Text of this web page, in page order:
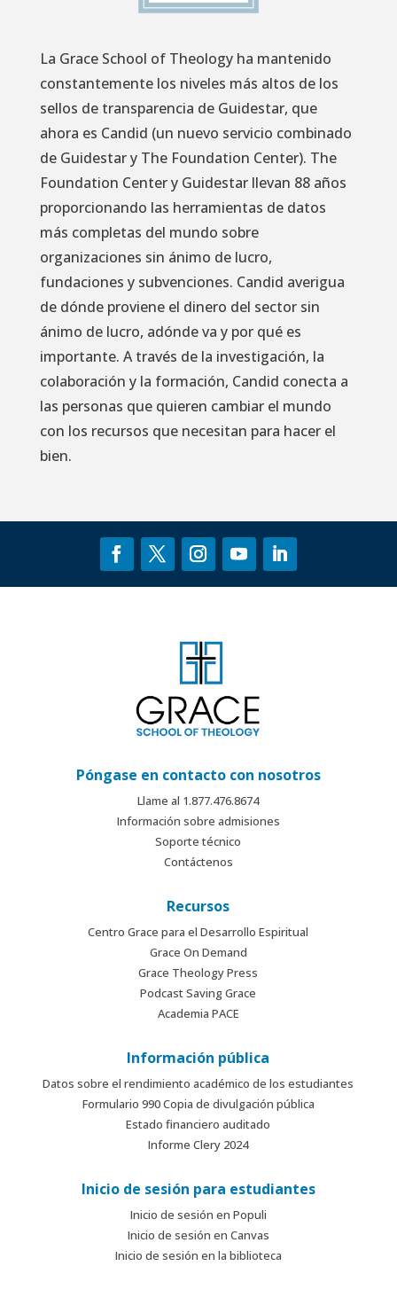
La Grace School of Theology ha mantenido
constantemente los niveles más altos de los
sellos de transparencia de Guidestar, que
ahora es Candid (un nuevo servicio combinado
de Guidestar y The Foundation Center). The
Foundation Center y Guidestar llevan 88 años
proporcionando las herramientas de datos
más completas del mundo sobre
organizaciones sin ánimo de lucro,
fundaciones y subvenciones. Candid averigua
de dónde proviene el dinero del sector sin
ánimo de lucro, adónde va y por qué es
importante. A través de la investigación, la
colaboración y la formación, Candid conecta a
las personas que quieren cambiar el mundo
con los recursos que necesitan para hacer el
bien.
Póngase en contacto con nosotros
Llame al 1.877.476.8674
Información sobre admisiones
Soporte técnico
Contáctenos
Recursos
Centro Grace para el Desarrollo Espiritual
Grace On Demand
Grace Theology Press
Podcast Saving Grace
Academia PACE
Información pública
Datos sobre el rendimiento académico de los estudiantes
Formulario 990 Copia de divulgación pública
Estado financiero auditado
Informe Clery 2024
Inicio de sesión para estudiantes
Inicio de sesión en Populi
Inicio de sesión en Canvas
Inicio de sesión en la biblioteca